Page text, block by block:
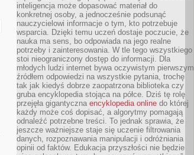
inteligencja może dopasować materiał do
konkretnej osoby, a jednocześnie podsunąć
nauczycielowi informacje o tym, kto potrzebuje
wsparcia. Dzięki temu uczeń dostaje poczucie, że
nauka ma sens, bo odpowiada na jego realne
potrzeby i zainteresowania. W tle tego wszystkiego
stoi nieograniczony dostęp do informacji. Dla
młodych ludzi internet bywa oczywistym pierwszym
źródłem odpowiedzi na wszystkie pytania, trochę
tak jak kiedyś dobrze zaopatrzona biblioteka czy
gruba encyklopedia stojąca na półce. Dziś tę rolę
przejęła gigantyczna encyklopedia online do której
każdy może coś dopisać, a algorytmy pomagają
odnaleźć potrzebne treści. To jednak sprawia, że
jeszcze ważniejsze staje się uczenie filtrowania
danych, rozpoznawania manipulacji i odróżniania
opinii od faktów. Edukacja przyszłości nie będzie